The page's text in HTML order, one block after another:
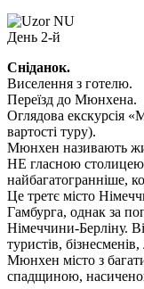
День 2-й
Сніданок.
Виселення з готелю.
Переїзд до Мюнхена.
Оглядова екскурсія
вартості туру).
Мюнхен називають
НЕ гласною
найбагатогранніше,
Це третє місто
Гамбурга, однак за
Німеччини-Берліну.
туристів,
Мюнхен місто з
спадщиною,